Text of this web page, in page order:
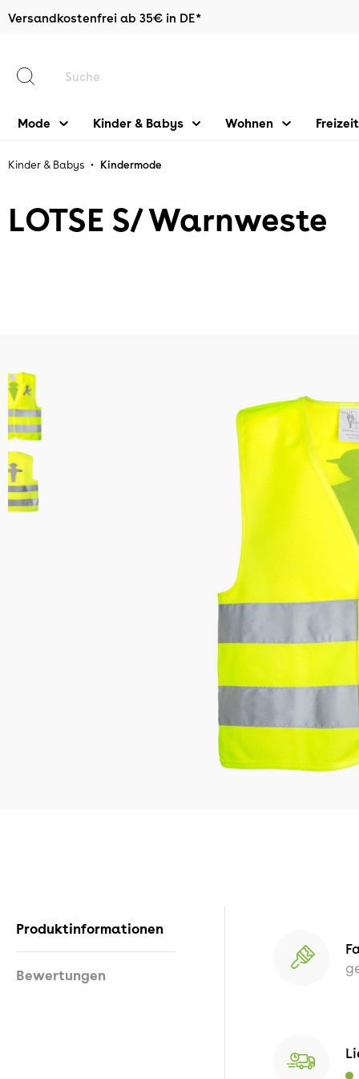
springen
Versandkostenfrei ab 35€ in DE*
Mode Kinder & Babys Wohnen Freizeit
Kinder & Babys • Kindermode
LOTSE S/ Warnweste
Produktinformationen
Bewertungen